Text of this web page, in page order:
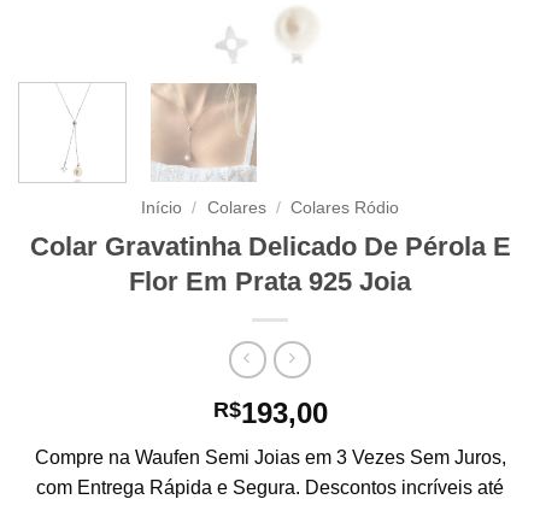
Início / Colares / Colares Ródio
Colar Gravatinha Delicado De Pérola E
Flor Em Prata 925 Joia
R$193,00
Compre na Waufen Semi Joias em 3 Vezes Sem Juros,
com Entrega Rápida e Segura. Descontos incríveis até